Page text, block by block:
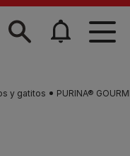
y gatitos PURINA®